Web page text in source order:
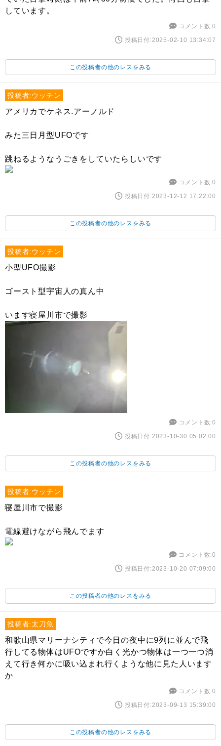
しています。
コメント数:0
投稿日付:2025-02-10 13:34:07
この投稿者の他のレスをみる
投稿者:ウッチン
アメリカでケネス.アーノルド
みた三日月型UFOです
跳ねるようなうごきをしていたらしいです
コメント数:0
投稿日付:2023-12-12 17:22:00
この投稿者の他のレスをみる
投稿者:ウッチン
小型UFO撮影
ゴースト型宇宙人の真ん中
います寝屋川市で撮影
コメント数:0
投稿日付:2023-10-30 05:02:00
この投稿者の他のレスをみる
投稿者:ウッチン
寝屋川市で撮影
電線避けながら飛んでます
コメント数:0
投稿日付:2023-10-20 07:09:00
この投稿者の他のレスをみる
投稿者:太刀魚
和歌山県マリーナシティで今日の夜中に9列に並んで飛
行してる物体はUFOですか白く光かつ物体は一つ一つ消
えて行き何かに吸い込まれ行くような他に見た人います
か
コメント数:0
投稿日付:2023-09-13 15:39:00
この投稿者の他のレスをみる